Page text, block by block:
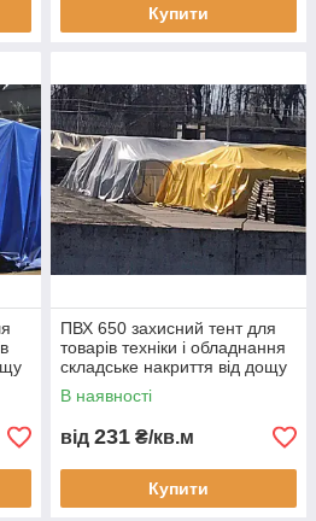
Купити
ПВХ 650 захисний тент для
товарів техніки і обладнання
складське накриття від дощу
снігу і сонця для бізнесу
В наявності
від 231 ₴/кв.м
Купити